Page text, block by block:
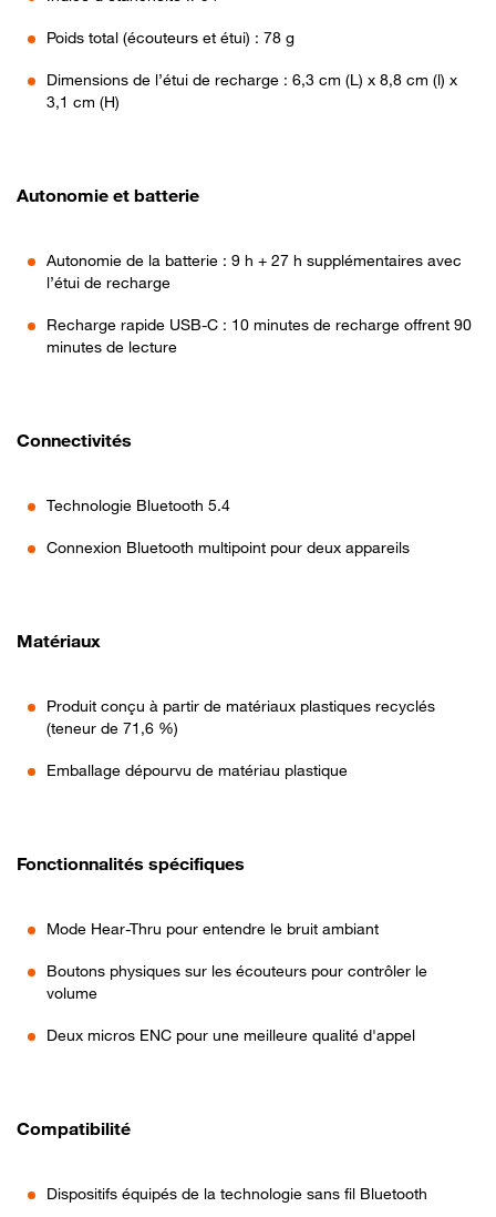
Poids total (écouteurs et étui) : 78 g
Dimensions de l’étui de recharge : 6,3 cm (L) x 8,8 cm (l) x
3,1 cm (H)
Autonomie et batterie
Autonomie de la batterie : 9 h + 27 h supplémentaires avec
l’étui de recharge
Recharge rapide USB-C : 10 minutes de recharge offrent 90
minutes de lecture
Connectivités
Technologie Bluetooth 5.4
Connexion Bluetooth multipoint pour deux appareils
Matériaux
Produit conçu à partir de matériaux plastiques recyclés
(teneur de 71,6 %)
Emballage dépourvu de matériau plastique
Fonctionnalités spécifiques
Mode Hear-Thru pour entendre le bruit ambiant
Boutons physiques sur les écouteurs pour contrôler le
volume
Deux micros ENC pour une meilleure qualité d'appel
Compatibilité
Dispositifs équipés de la technologie sans fil Bluetooth